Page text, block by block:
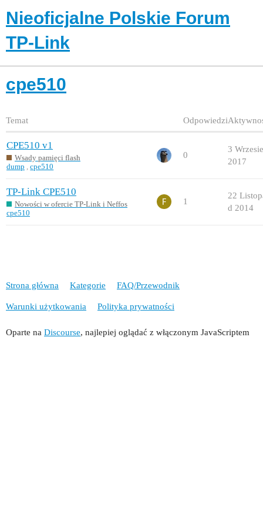
Nieoficjalne Polskie Forum
TP-Link
cpe510
Temat Odpowiedzi
CPE510 v1
Wsady pamięci flash
dump ,cpe510
0
3
2017
TP-Link CPE510
Nowości w ofercie TP-Link i Neffos
cpe510
1
22
d 2014
Strona główna Kategorie FAQ/Przewodnik
Warunki użytkowania Polityka prywatności
Oparte na Discourse, najlepiej oglądać z włączonym JavaScriptem